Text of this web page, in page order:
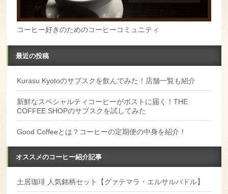
コーヒー好きのためのコーヒーコミュニティ
最近の投稿
Kurasu Kyotoのサブスクを飲んでみた！店舗一覧も紹介
新鮮なスペシャルティコーヒーがポストに届く！THE
COFFEE SHOPのサブスクを試してみた
Good Coffeeとは？コーヒーの定期便の中身を紹介！
オススメのコーヒー紹介記事
土居珈琲 人気銘柄セット【グァテマラ・エルサルバドル】